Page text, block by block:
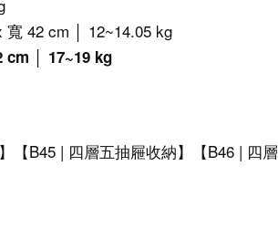
寬 42 cm │ 12~14.05 kg
cm │ 17~19 kg
【B45 | 四層五抽屜收納】【B46 | 四層